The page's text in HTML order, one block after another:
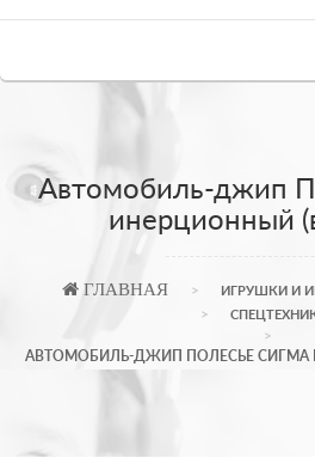
Автомобиль-джип
инерционный
ГЛАВНАЯ ИГРУШКИ И
АВТОМОБИЛЬ-ДЖИП ПОЛЕСЬЕ СИГМА